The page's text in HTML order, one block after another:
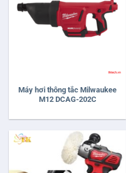
Máy hơi thông tắc Milwaukee
M12 DCAG-202C